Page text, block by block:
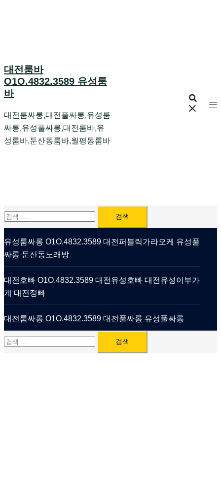
대전룸바
O1O.4832.3589 유성룸
바
대전룸싸롱,대전풀싸롱,유성룸
싸롱,유성풀싸롱,대전룸바,유
성룸바,둔산동룸바,월평동룸바
검
색:
유성룸싸롱 O1O.4832.3589 대전퍼블릭가라오케 유성풀
싸롱 둔산동노래방
대전호빠 O1O.4832.3589 대전유성호빠 대전유성이부가
게 대전정빠
대전룸싸롱 O1O.4832.3589 대전풀싸롱 유성풀싸롱
검
색: